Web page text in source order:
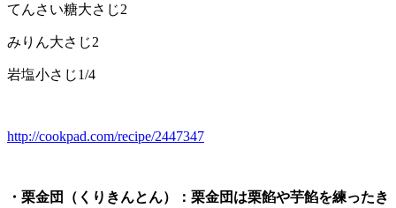
てんさい糖大さじ2
みりん大さじ2
岩塩小さじ1/4
http://cookpad.com/recipe/2447347
・栗金団（くりきんとん）：栗金団は栗餡や芋餡を練ったき